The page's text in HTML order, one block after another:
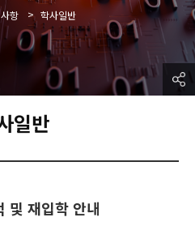
항 > 학사일반
일반
및 재입학 안내